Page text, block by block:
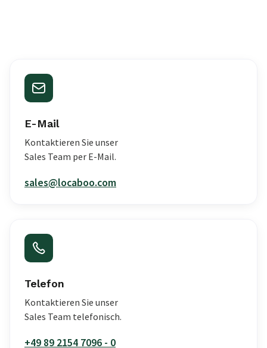
E-Mail
Kontaktieren Sie unser
Sales Team per E-Mail.
sales@locaboo.com
Telefon
Kontaktieren Sie unser
Sales Team telefonisch.
+49 89 2154 7096 - 0